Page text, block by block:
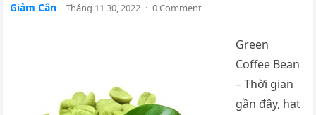
Giảm Cân Tháng 11 30, 2022 · 0 Comment
Green
Coffee Bean
– Thời gian
gần đây, hạt